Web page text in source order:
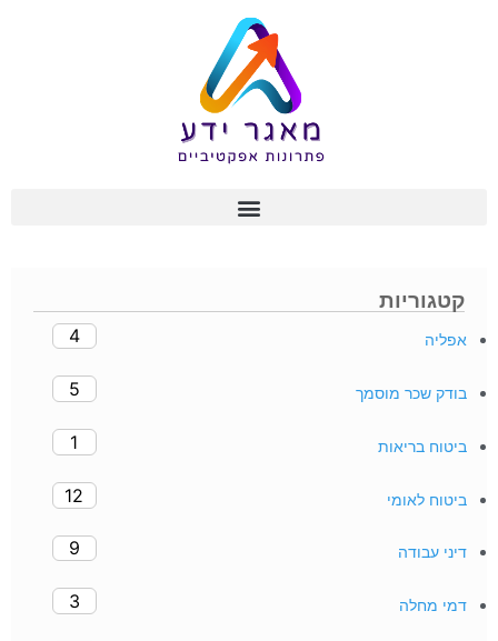
קטגוריות
אפליה 4
בודק שכר מוסמך 5
ביטוח בריאות 1
ביטוח לאומי 12
דיני עבודה 9
דמי מחלה 3